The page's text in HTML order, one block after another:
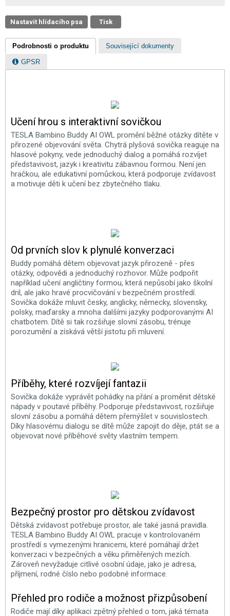
Nastavit hlídacího psa Tisk
Podrobnosti o produktu Související dokumenty
GPSR
Učení hrou s interaktivní sovičkou
TESLA Bambino Buddy AI OWL promění běžné otázky dítěte v
přirozené objevování světa. Chytrá plyšová sovička reaguje na
hlasové pokyny, vede jednoduchý dialog a pomáhá rozvíjet
představivost, jazyk i kreativitu zábavnou formou. Není jen
hračkou, ale edukativní pomůckou, která podporuje zvídavost
a motivuje děti k učení bez zbytečného tlaku.
Od prvních slov k plynulé konverzaci
Buddy pomáhá dětem objevovat jazyk přirozeně - přes
otázky, odpovědi a jednoduchý rozhovor. Může podpořit
například učení angličtiny formou, která nepůsobí jako školní
dril, ale jako hravé procvičování v bezpečném prostředí.
Sovička dokáže mluvit česky, anglicky, německy, slovensky,
polsky, maďarsky a mnoha dalšími jazyky podporovanými AI
chatbotem. Dítě si tak rozšiřuje slovní zásobu, trénuje
porozumění a získává větší jistotu při mluvení.
Příběhy, které rozvíjejí fantazii
Sovička dokáže vyprávět pohádky na přání a proměnit dětské
nápady v poutavé příběhy. Podporuje představivost, rozšiřuje
slovní zásobu a pomáhá dětem přemýšlet v souvislostech.
Díky hlasovému dialogu se dítě může zapojit do děje, ptát se a
objevovat nové příběhové světy vlastním tempem.
Bezpečný prostor pro dětskou zvídavost
Dětská zvídavost potřebuje prostor, ale také jasná pravidla.
TESLA Bambino Buddy AI OWL pracuje v kontrolovaném
prostředí s vymezenými hranicemi, které pomáhají držet
konverzaci v bezpečných a věku přiměřených mezích.
Zároveň nevyžaduje citlivé osobní údaje, jako je adresa,
příjmení, rodné číslo nebo podobné informace.
Přehled pro rodiče a možnost přizpůsobení
Rodiče mají díky aplikaci zpětný přehled o tom, jaká témata